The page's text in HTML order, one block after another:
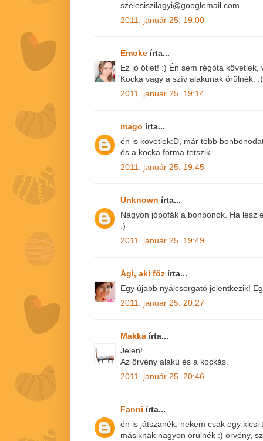
szelesiszilagyi@googlemail.com
2011. január 25. 19:00
Emoke írta...
Ez jó ötlet! :) Én sem régóta
Kocka vagy a szív alakúnak örülnék. :)
2011. január 25. 19:14
mago írta...
én is követlek:D, már több
és a kocka forma tetszik
2011. január 25. 19:45
Unknown írta...
Nagyon jópofák a bonbonok. Ha lesz
:)
2011. január 25. 19:49
Ági, aki főz írta...
Egy újabb nyálcsorgató jelentkezik!
2011. január 25. 20:27
Makka írta...
Jelen!
Az örvény alakú és a kockás.
2011. január 25. 20:46
Fanni írta...
én is játszanék. nekem csak egy
másiknak nagyon örülnék :) örvény,